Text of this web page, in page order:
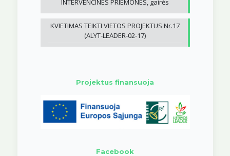
INTERVENCINES PRIEMONES, gairės
KVIETIMAS TEIKTI VIETOS PROJEKTUS Nr.17
(ALYT-LEADER-02-17)
Projektus finansuoja
Facebook